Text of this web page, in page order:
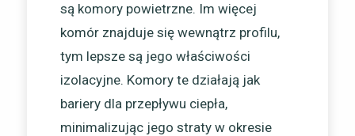
są komory powietrzne. Im więcej
komór znajduje się wewnątrz profilu,
tym lepsze są jego właściwości
izolacyjne. Komory te działają jak
bariery dla przepływu ciepła,
minimalizując jego straty w okresie